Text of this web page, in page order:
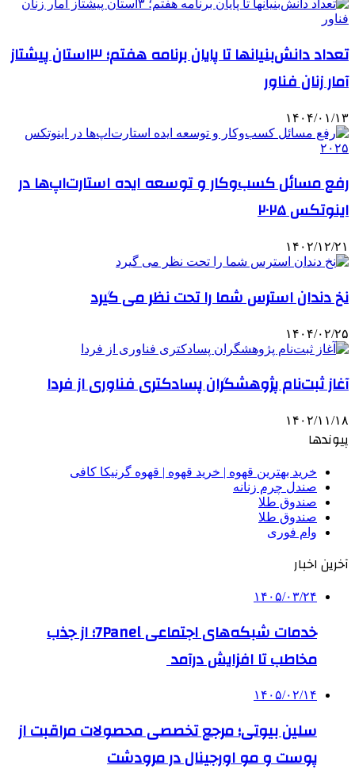
تعداد دانش‌بنیانها تا پایان برنامه هفتم؛ ۳استان پیشتاز
آمار زنان فناور
۱۴۰۴/۰۱/۱۳
رفع مسائل کسب‌وکار و توسعه ایده استارت‌اپ‌ها در
اینوتکس ۲۰۲۵
۱۴۰۲/۱۲/۲۱
نخ دندان استرس شما را تحت نظر می گیرد
۱۴۰۴/۰۲/۲۵
آغاز ثبت‌نام پژوهشگران پسادکتری فناوری از فردا
۱۴۰۲/۱۱/۱۸
پیوندها
خرید بهترین قهوه | خرید قهوه | قهوه گرنیکا کافی
صندل چرم زنانه
صندوق طلا
صندوق طلا
وام فوری
آخرین اخبار
۱۴۰۵/۰۳/۲۴
خدمات شبکه‌های اجتماعی 7Panel؛ از جذب
مخاطب تا افزایش درآمد
۱۴۰۵/۰۲/۱۴
سلین بیوتی؛ مرجع تخصصی محصولات مراقبت از
پوست و مو اورجینال در مرودشت